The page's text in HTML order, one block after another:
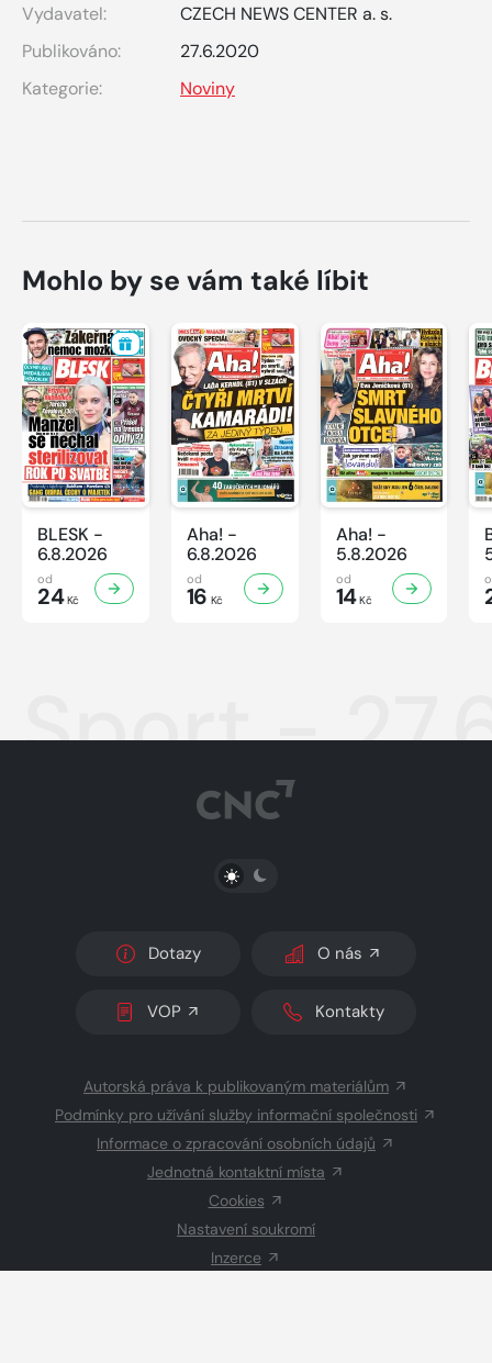
Vydavatel:
CZECH NEWS CENTER a. s.
Publikováno:
27.6.2020
Kategorie:
Noviny
Mohlo by se vám také líbit
BLESK -
6.8.2026
od
24Kč
Aha! -
6.8.2026
od
16 Kč
Aha! -
5.8.2026
od
14Kč
Sport -
PŘEPNOUT SVĚTLÝ/TMAVÝ REŽIM
Dotazy O nás
VOP Kontakty
Autorská práva k publikovaným materiálům
Podmínky pro užívání služby informační společnosti
Informace o zpracování osobních údajů
Jednotná kontaktní místa
Cookies
Nastavení soukromí
Inzerce